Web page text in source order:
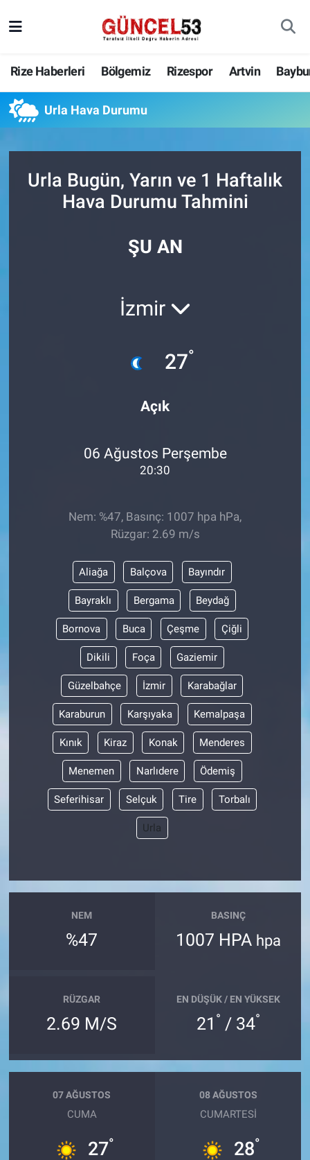
Rize Haberleri Bölgemiz Rizespor Artvin
Urla Hava Durumu
Urla Bugün, Yarın ve 1 Haftalık
Hava Durumu Tahmini
ŞU AN
İzmir
27°
Açık
06 Ağustos Perşembe
20:30
Nem: %47, Basınç: 1007 hpa hPa,
Rüzgar: 2.69 m/s
Aliağa Balçova Bayındır
Bayraklı Bergama Beydağ
Bornova Buca Çeşme Çiğli
Dikili Foça Gaziemir
Güzelbahçe İzmir Karabağlar
Karaburun Karşıyaka Kemalpaşa
Kınık Kiraz Konak Menderes
Menemen Narlıdere Ödemiş
Seferihisar Selçuk Tire Torbalı
Urla
NEM
%47
BASINÇ
1007 HPA hpa
RÜZGAR
2.69 M/S
EN DÜŞÜK / EN YÜKSEK
21 ° / 34°
07 AĞUSTOS
CUMA
27°
08 AĞUSTOS
CUMARTESI
28°